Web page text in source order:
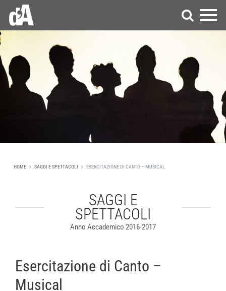
HOME SAGGI E SPETTACOLI ESERCITAZIONE DI CANTO – MUSICAL
SAGGI E
SPETTACOLI
Anno Accademico 2016-2017
Esercitazione di Canto –
Musical